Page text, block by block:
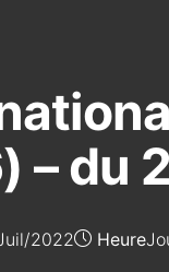
du
2022 Heure